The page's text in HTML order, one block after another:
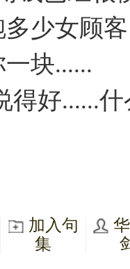
少女顾
块......
得好......
加入句
集